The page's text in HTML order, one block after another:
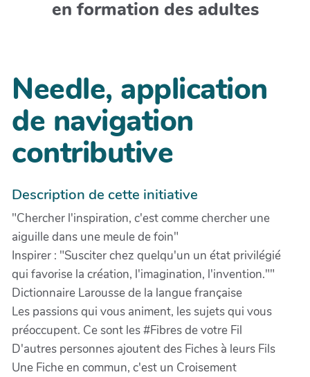
en formation des adultes
Needle, application
de navigation
contributive
Description de cette initiative
"Chercher l'inspiration, c'est comme chercher une
aiguille dans une meule de foin"
Inspirer : "Susciter chez quelqu'un un état privilégié
qui favorise la création, l'imagination, l'invention.""
Dictionnaire Larousse de la langue française
Les passions qui vous animent, les sujets qui vous
préoccupent. Ce sont les #Fibres de votre Fil
D'autres personnes ajoutent des Fiches à leurs Fils
Une Fiche en commun, c'est un Croisement